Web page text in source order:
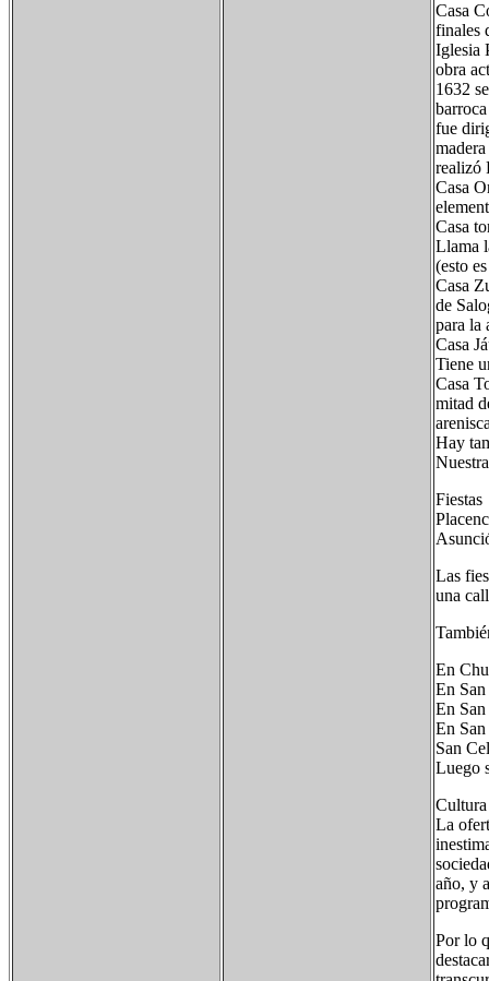
Casa
finales
Iglesia
obra
1632
fue
realizó
Casa
Casa
Llama
(esto
Casa
de
para la
Casa
Tiene
Casa
mitad
Hay
Fiestas
Las
una
En
En
En
En
San
Luego
Cultura
La
año, y
Por lo